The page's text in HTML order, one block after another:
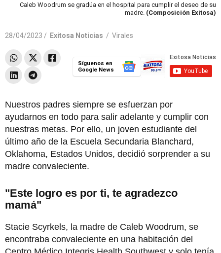
Caleb Woodrum se gradúa en el hospital para cumplir el deseo de su
madre. (Composición Exitosa)
28/04/2023 / Exitosa Noticias / Virales
Síguenos en
Google News
Nuestros padres siempre se esfuerzan por
ayudarnos en todo para salir adelante y cumplir con
nuestras metas. Por ello, un joven estudiante del
último año de la Escuela Secundaria Blanchard,
Oklahoma, Estados Unidos, decidió sorprender a su
madre convaleciente.
"Este logro es por ti, te agradezco
mamá"
Stacie Scyrkels, la madre de Caleb Woodrum, se
encontraba convaleciente en una habitación del